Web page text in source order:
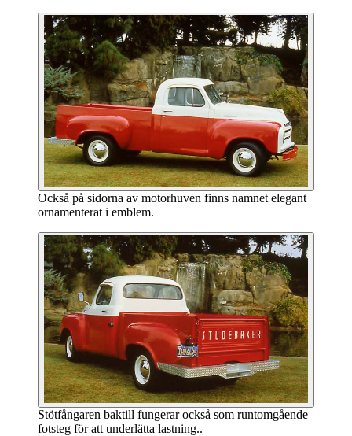
Också på sidorna av motorhuven finns namnet elegant
ornamenterat i emblem.
Stötfångaren baktill fungerar också som runtomgående
fotsteg för att underlätta lastning..